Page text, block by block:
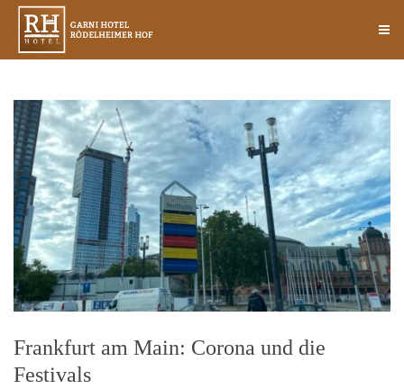
Frankfurt am Main: Corona und die
Festivals